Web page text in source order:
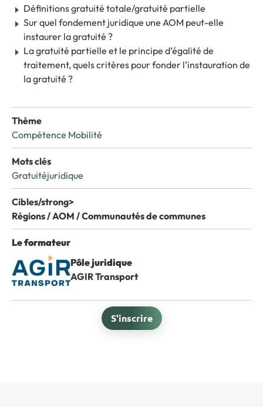
Définitions gratuité totale/gratuité partielle
Sur quel fondement juridique une AOM peut-elle
instaurer la gratuité ?
La gratuité partielle et le principe d’égalité de
traitement, quels critères pour fonder l’instauration de
la gratuité ?
Thème
Compétence Mobilité
Mots clés
Gratuitéjuridique
Cibles/strong>
Régions / AOM / Communautés de communes
Le formateur
Pôle juridique
AGIR Transport
S'inscrire